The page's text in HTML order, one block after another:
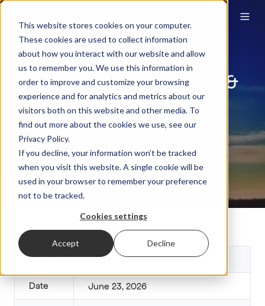
This website stores cookies on your computer.
These cookies are used to collect information
about how you interact with our website and allow
us to remember you. We use this information in
order to improve and customize your browsing
experience and for analytics and metrics about our
visitors both on this website and other media. To
find out more about the cookies we use, see our
Privacy Policy.
If you decline, your information won’t be tracked
when you visit this website. A single cookie will be
used in your browser to remember your preference
not to be tracked.
Cookies settings
Accept Decline
windPRO: STANDORT &
LASTEN (German) 1
session
Software windPRO
Date June 23, 2026